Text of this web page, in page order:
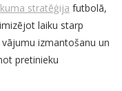
stratēģija futbolā,
laiku starp
izmantošanu un
pretinieku